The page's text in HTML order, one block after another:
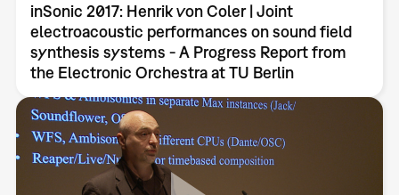
inSonic 2017: Henrik von Coler | Joint
electroacoustic performances on sound field
synthesis systems - A Progress Report from
the Electronic Orchestra at TU Berlin